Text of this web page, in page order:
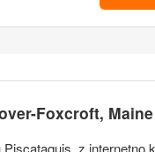
Foxcroft, Maine
z